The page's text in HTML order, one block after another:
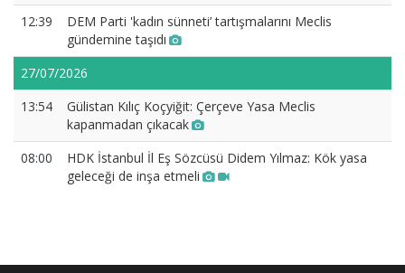
12:39
DEM Parti 'kadın sünneti’ tartışmalarını Meclis
gündemine taşıdı
27/07/2026
13:54
Gülistan Kılıç Koçyiğit: Çerçeve Yasa Meclis
kapanmadan çıkacak
08:00
HDK İstanbul İl Eş Sözcüsü Didem Yılmaz: Kök yasa
geleceği de inşa etmeli